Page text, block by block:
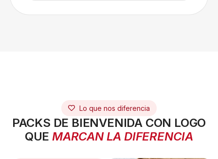
Lo que nos diferencia
PACKS DE BIENVENIDA CON LOGO
QUE MARCAN LA DIFERENCIA